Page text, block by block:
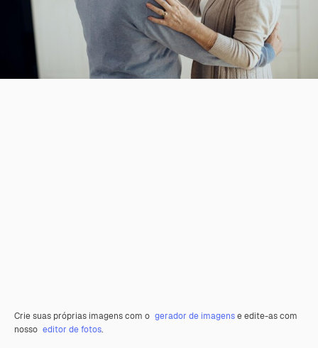
Crie suas próprias imagens com o gerador de imagense edite-as com
nosso editor de fotos.